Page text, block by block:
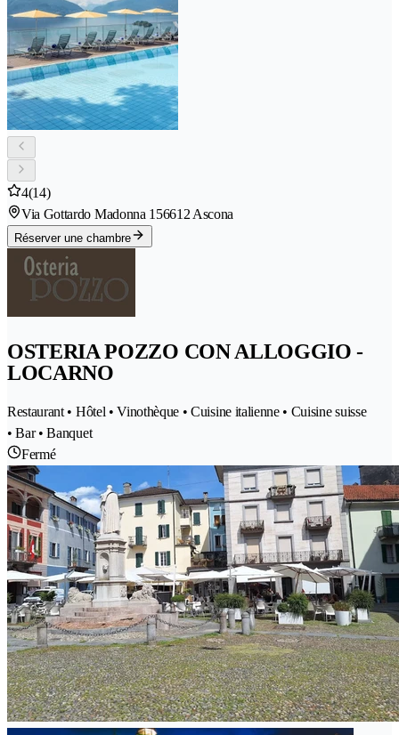
4(14)
Via Gottardo Madonna 156612 Ascona
Réserver une chambre
OSTERIA POZZO CON ALLOGGIO -
LOCARNO
Restaurant • Hôtel • Vinothèque • Cuisine italienne • Cuisine suisse
• Bar • Banquet
Fermé